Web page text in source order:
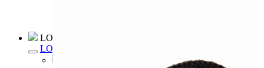
LOFT Prime
LOFT Prime